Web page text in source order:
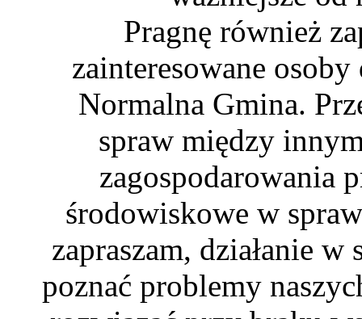
Pragnę również
zainteresowane
Normalna Gmina.
spraw między
zagospodarowania
środowiskowe w
zapraszam, działanie
poznać problemy